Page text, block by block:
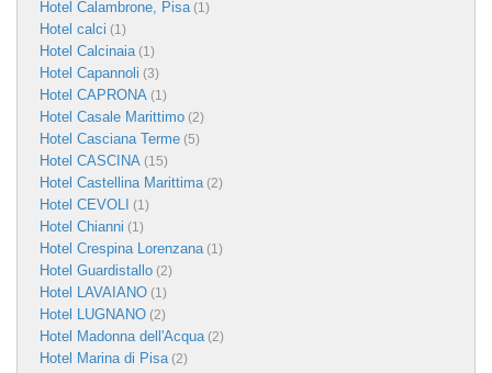
Hotel Calambrone, Pisa(1)
Hotel calci (1)
Hotel Calcinaia(1)
Hotel Capannoli (3)
Hotel CAPRONA (1)
Hotel Casale Marittimo (2)
Hotel Casciana Terme (5)
Hotel CASCINA (15)
Hotel Castellina Marittima(2)
Hotel CEVOLI (1)
Hotel Chianni (1)
Hotel Crespina Lorenzana(1)
Hotel Guardistallo (2)
Hotel LAVAIANO (1)
Hotel LUGNANO (2)
Hotel Madonna dell'Acqua(2)
Hotel Marina di Pisa(2)